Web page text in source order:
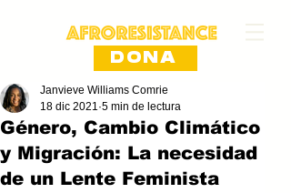
DONA
Género, Cambio Climático
y Migración: La necesidad
de un Lente Feminista
Janvieve Williams Comrie
18 dic 2021 5 min de lectura